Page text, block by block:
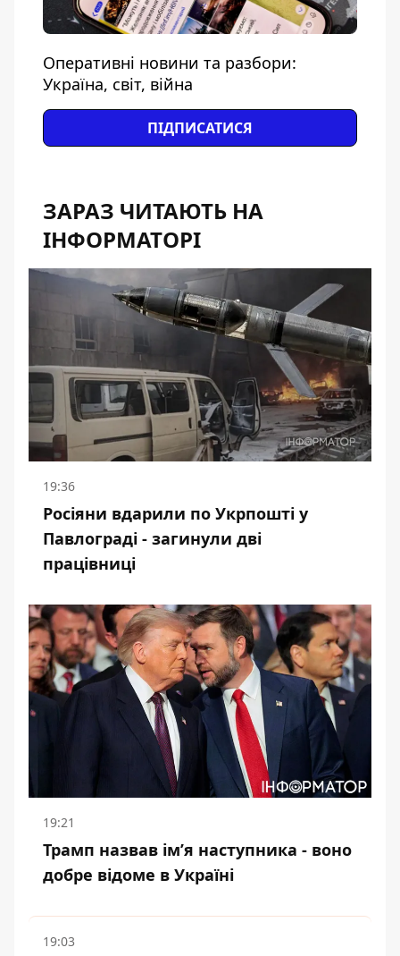
Оперативні новини та разбори:
Україна, світ, війна
ПІДПИСАТИСЯ
ЗАРАЗ ЧИТАЮТЬ НА
ІНФОРМАТОРІ
19:36
Росіяни вдарили по Укрпошті у
Павлограді - загинули дві
працівниці
19:21
Трамп назвав імʼя наступника - воно
добре відоме в Україні
19:03